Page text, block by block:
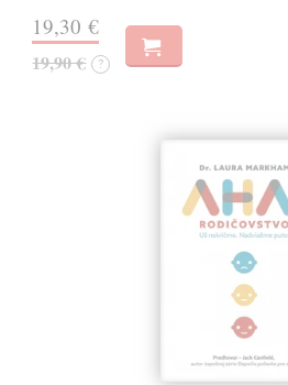
19,30 €
19,90 € ?